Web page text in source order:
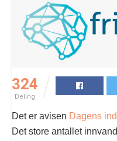
324
Deling
Det er avisen Dagens
Det store antallet